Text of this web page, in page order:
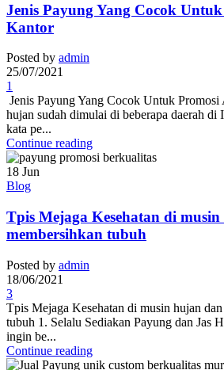
Jenis Payung Yang Cocok
Kantor
Posted by admin
25/07/2021
1
Jenis Payung Yang Cocok Untuk
hujan sudah dimulai di beberapa daerah di
kata pe...
Continue reading
18 Jun
Blog
Tpis Mejaga Kesehatan di
membersihkan tubuh
Posted by admin
18/06/2021
3
Tpis Mejaga Kesehatan di musin hujan
tubuh 1. Selalu Sediakan Payung dan Jas
ingin be...
Continue reading